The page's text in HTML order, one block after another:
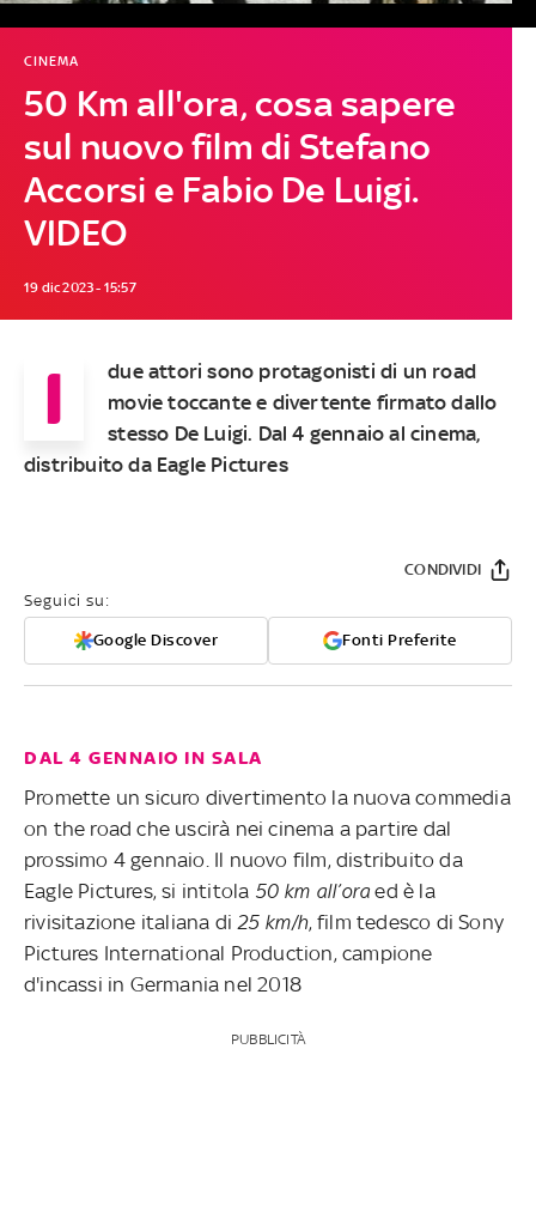
50 Km all'ora, cosa sapere
sul nuovo film di Stefano
Accorsi e Fabio De Luigi.
VIDEO
CINEMA
19 dic 2023 - 15:57
I
due attori sono protagonisti di un road
movie toccante e divertente firmato dallo
stesso De Luigi. Dal 4 gennaio al cinema,
distribuito da Eagle Pictures
Seguici su:
Google Discover Fonti Preferite
CONDIVIDI
DAL 4 GENNAIO IN SALA
Promette un sicuro divertimento la nuova commedia
on the road che uscirà nei cinema a partire dal
prossimo 4 gennaio. Il nuovo film, distribuito da
Eagle Pictures, si intitola 50 km all’oraed è la
rivisitazione italiana di 25 km/h, film tedesco di Sony
Pictures International Production, campione
d'incassi in Germania nel 2018
PUBBLICITÀ